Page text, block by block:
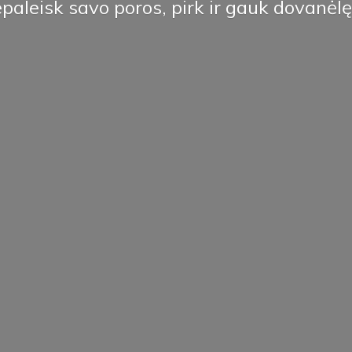
savo poros, pirk ir gauk